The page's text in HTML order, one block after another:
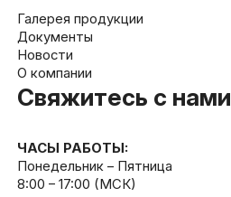
Галерея продукции
Документы
Новости
О компании
Свяжитесь с нами
ЧАСЫ РАБОТЫ:
Понедельник – Пятница
8:00 – 17:00 (МСК)